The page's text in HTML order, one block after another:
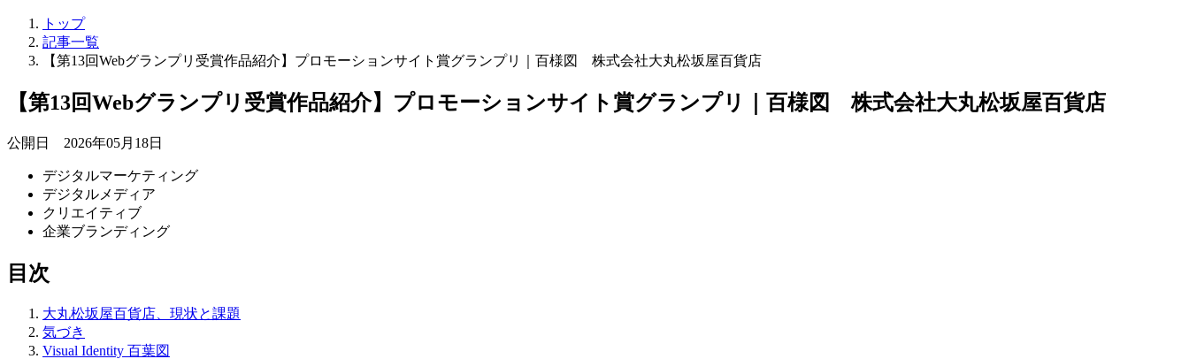
トップ
記事一覧
【第13回Webグランプリ受賞作品紹介】プロモーションサイト賞グランプリ｜百様図 株式会社大丸松坂屋百貨店
【第13回Webグランプリ受賞作品紹介】プロモーションサイト賞グランプリ｜百様図 株式会社大丸松坂屋百貨店
公開日 2026年05月18日
デジタルマーケティング
デジタルメディア
クリエイティブ
企業ブランディング
目次
大丸松坂屋百貨店、現状と課題
気づき
Visual Identity 百葉図